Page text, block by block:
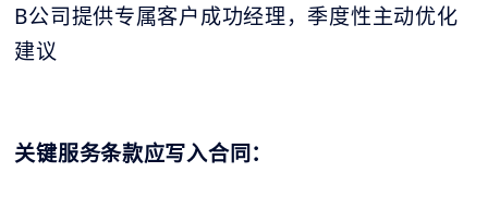
B公司提供专属客户成功经理，季度性主动优化
建议
关键服务条款应写入合同：